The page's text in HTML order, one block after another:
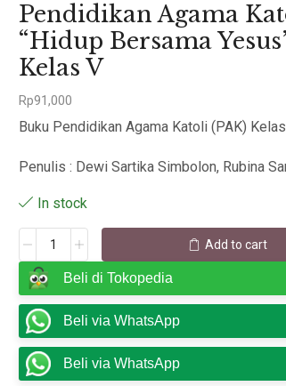
Pendidikan Agama
“Hidup Bersama
Kelas V
Rp91,000
Buku Pendidikan Agama Katoli (PAK)
Penulis : Dewi Sartika Simbolon, Rubina
In stock
Add to cart
Beli di Tokopedia
Beli via WhatsApp
Beli via WhatsApp